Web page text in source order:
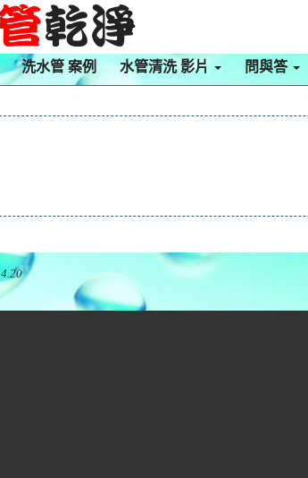
洗水管 案例 水管清洗 影片 問與答
4.20